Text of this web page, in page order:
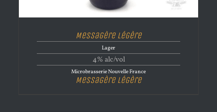
Messagère Légère
Lager
4% alc/vol
Microbrasserie Nouvelle France
Messagère Légère